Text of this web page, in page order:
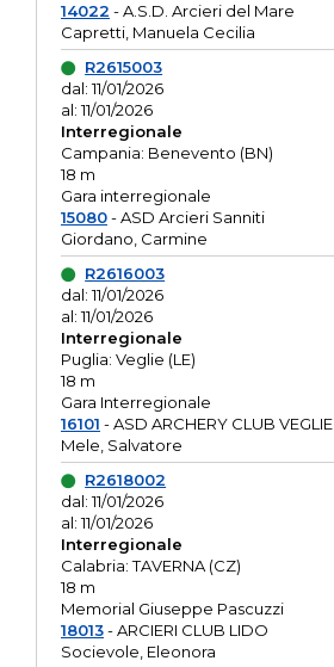
14022 - A.S.D. Arcieri del Mare
Capretti, Manuela Cecilia
R2615003
dal: 11/01/2026
al: 11/01/2026
Interregionale
Campania: Benevento (BN)
18 m
Gara interregionale
15080- ASD Arcieri Sanniti
Giordano, Carmine
R2616003
dal: 11/01/2026
al: 11/01/2026
Interregionale
Puglia: Veglie (LE)
18 m
Gara Interregionale
16101 - ASD ARCHERY CLUB VEGLIE
Mele, Salvatore
R2618002
dal: 11/01/2026
al: 11/01/2026
Interregionale
Calabria: TAVERNA (CZ)
18 m
Memorial Giuseppe Pascuzzi
18013- ARCIERI CLUB LIDO
Socievole, Eleonora